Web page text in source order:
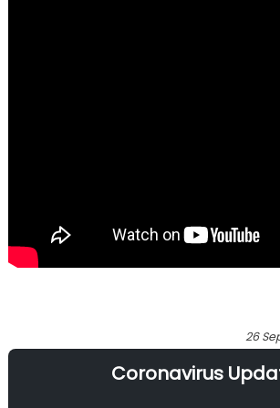
26
Coronavirus